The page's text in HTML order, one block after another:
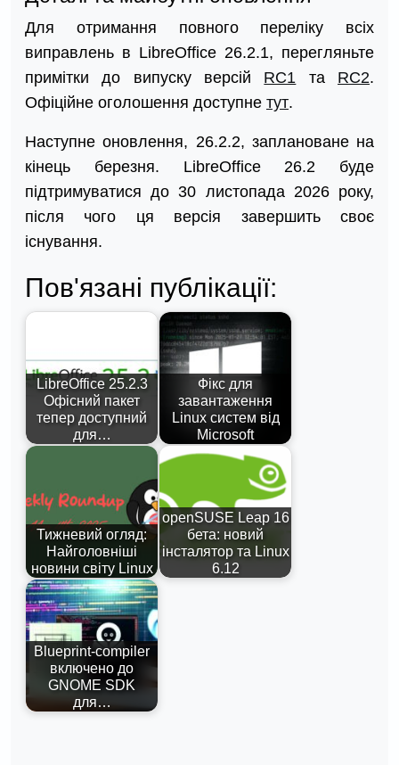
Для отримання повного переліку всіх
виправлень в LibreOffice 26.2.1, перегляньте
примітки до випуску версій RC1 та RC2.
Офіційне оголошення доступне тут.
Наступне оновлення, 26.2.2, заплановане на
кінець березня. LibreOffice 26.2 буде
підтримуватися до 30 листопада 2026 року,
після чого ця версія завершить своє
існування.
Пов'язані публікації:
LibreOffice 25.2.3
Офісний пакет
тепер доступний
для…
Фікс для
завантаження
Linux систем від
Microsoft
Тижневий огляд:
Найголовніші
новини світу Linux
openSUSE Leap 16
бета: новий
інсталятор та Linux
6.12
Blueprint-compiler
включено до
GNOME SDK
для…